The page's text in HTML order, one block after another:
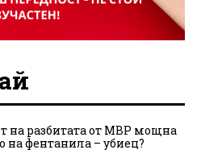
на разбитата от МВР мощна
на фентанила – убиец?